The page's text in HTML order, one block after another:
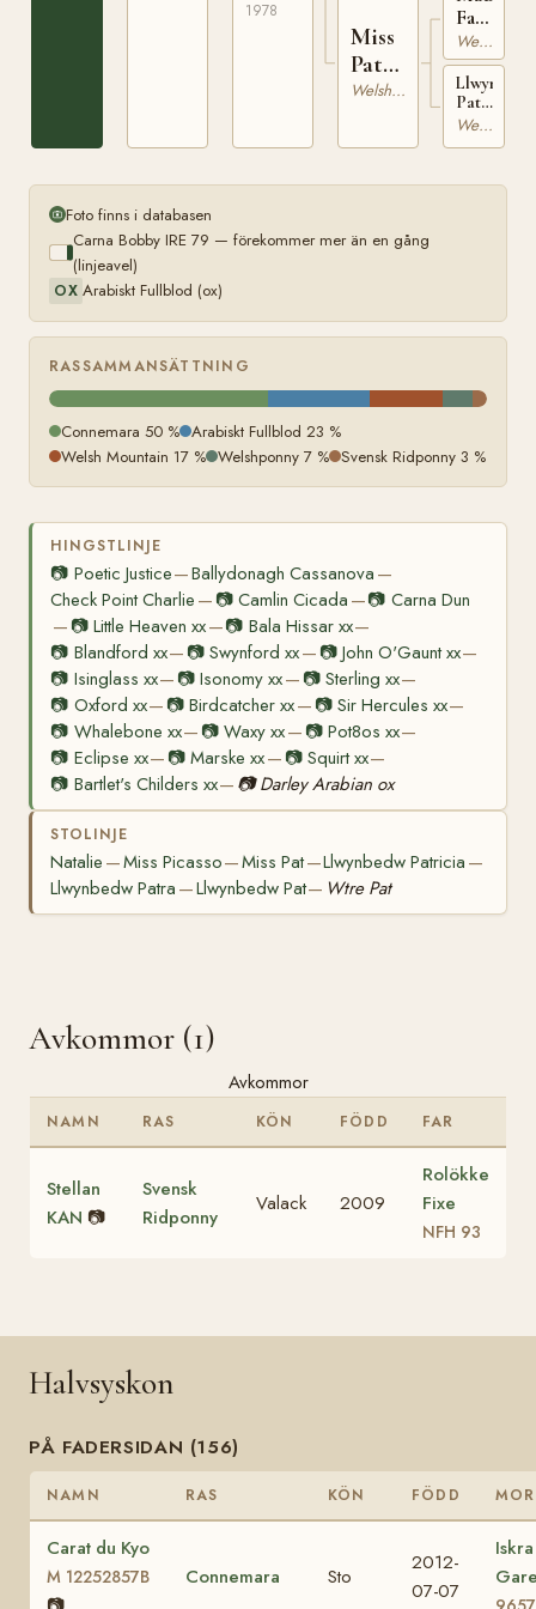
569
1978
Miss
Pat
RWWelshponny
Fairyland
WSB
4439
Welsh Mountain
Patricia
RWMWelsh Mountain
Foto finns i databasen
Carna Bobby IRE 79 — förekommer mer än en gång
(linjeavel)
OX Arabiskt Fullblod (ox)
RASSAMMANSÄTTNING
Connemara 50 % Arabiskt Fullblod 23 %
Welsh Mountain 17 % Welshponny 7 % Svensk Ridponny 3 %
HINGSTLINJE
📷 Poetic Justice—Ballydonagh Cassanova —
Check Point Charlie — 📷Camlin Cicada —📷 Carna Dun
— 📷Little Heaven xx—📷 Bala Hissar xx—
📷 Blandford xx— 📷Swynford xx— 📷 John O'Gaunt xx—
📷 Isinglass xx— 📷Isonomy xx— 📷 Sterling xx—
📷 Oxford xx— 📷Birdcatcher xx— 📷 Sir Hercules xx—
📷 Whalebone xx— 📷Waxy xx— 📷 Pot8os xx—
📷 Eclipse xx— 📷Marske xx— 📷 Squirt xx—
📷 Bartlet's Childers xx— 📷 Darley Arabian ox
STOLINJE
Natalie —Miss Picasso—Miss Pat—Llwynbedw Patricia —
Llwynbedw Patra —Llwynbedw Pat— Wtre Pat
Avkommor (1)
Avkommor
NAMN RAS KÖN FÖDD FAR
Stellan
KAN 📷
Svensk
Ridponny
Valack 2009
Rolökke
Fixe
NFH 93
Halvsyskon
PÅ FADERSIDAN (156)
NAMN RAS KÖN FÖDD MOR
Carat du Kyo
M 12252857B Connemara Sto
2012-
07-07